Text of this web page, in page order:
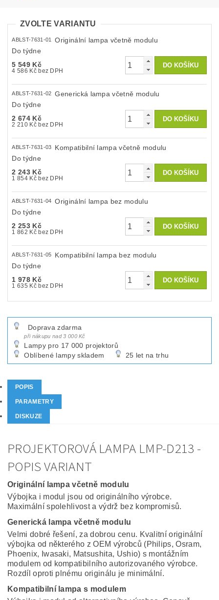
ZVOLTE VARIANTU
ABLST-7631-01
Originální lampa včetně modulu
Do týdne
5 549 Kč
4 586 Kč bez DPH
ABLST-7631-02
Generická lampa včetně modulu
Do týdne
2 674 Kč
2 210 Kč bez DPH
ABLST-7631-03
Kompatibilní lampa včetně modulu
Do týdne
2 243 Kč
1 854 Kč bez DPH
ABLST-7631-04
Originální lampa bez modulu
Do týdne
2 253 Kč
1 862 Kč bez DPH
ABLST-7631-05
Kompatibilní lampa bez modulu
Do týdne
1 978 Kč
1 635 Kč bez DPH
Doprava zdarma
při nákupu nad 3 000 Kč
Lampy pro 17 000 projektorů
Oblíbené lampy skladem
25 let na trhu
POPIS
PARAMETRY
DISKUZE
PROJEKTOROVÁ LAMPA LMP-D213 -
POPIS VARIANT
Originální lampa včetně modulu
Výbojka i modul jsou od originálního výrobce.
Maximální spolehlivost a výdrž bez kompromisů.
Generická lampa včetně modulu
Velmi dobré řešení, za dobrou cenu. Kvalitní originální
výbojka od některého z OEM výrobců (Philips, Osram,
Phoenix, Iwasaki, Matsushita, Ushio) s montážním
modulem od kompatibilního autorizovaného výrobce.
Rozdíl oproti plnému originálu je minimální.
Kompatibilní lampa s modulem